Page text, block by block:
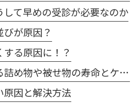
て早めの受診が必要なのか
が原因？
る原因に！？
虫歯治療で使用する詰め物や被せ物の寿命とケア方法
因と解決方法